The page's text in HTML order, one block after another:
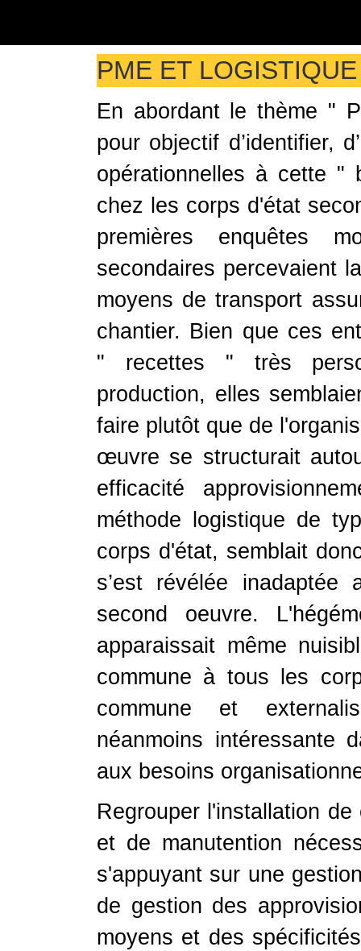
PME ET LOGISTIQUE
En abordant le thème "
pour objectif d’identifier,
opérationnelles à cette "
chez les corps d'état
premières enquêtes
secondaires percevaient
moyens de transport
chantier. Bien que ces
" recettes " très
production, elles
faire plutôt que de
œuvre se structurait
efficacité
méthode logistique de
corps d'état, semblait
s’est révélée
second oeuvre.
apparaissait même
commune à tous les
commune et
néanmoins intéressante
aux besoins
Regrouper l'installation
et de manutention
s'appuyant sur une
de gestion des
moyens et des